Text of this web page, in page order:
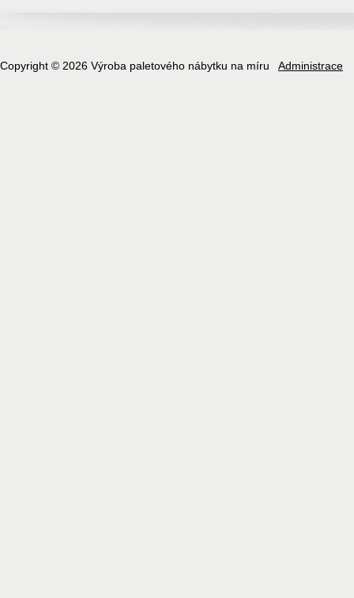
Copyright © 2026 Výroba paletového nábytku na míru Administrace